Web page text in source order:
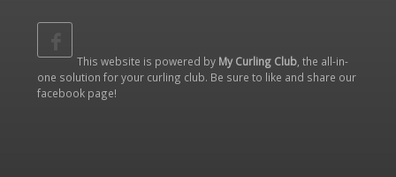
This website is powered by My Curling Club, the all-in-
one solution for your curling club. Be sure to like and share our
facebook page!